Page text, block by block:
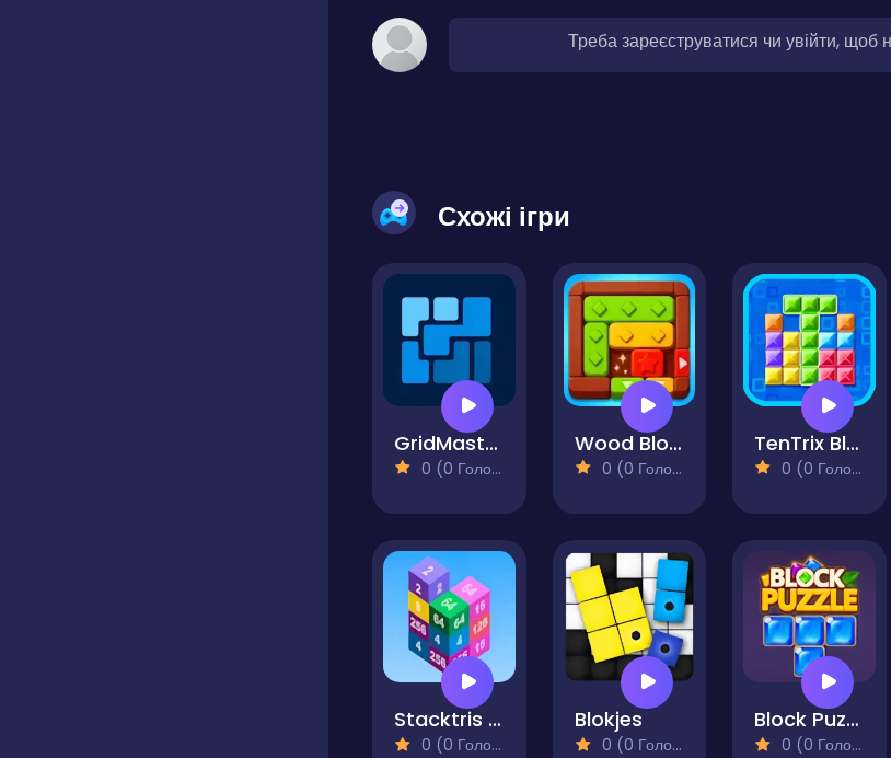
Треба зареєструватися чи увійти, щоб
Схожі ігри
GridMaster
0 (0 Голосів)
Wood Blocks Jam
0 (0 Голосів)
TenTrix Blast
0 (0 Голосів)
Stacktris 2048
0 (0 Голосів)
Blokjes
0 (0 Голосів)
Block Puzzle Blast
0 (0 Голосів)